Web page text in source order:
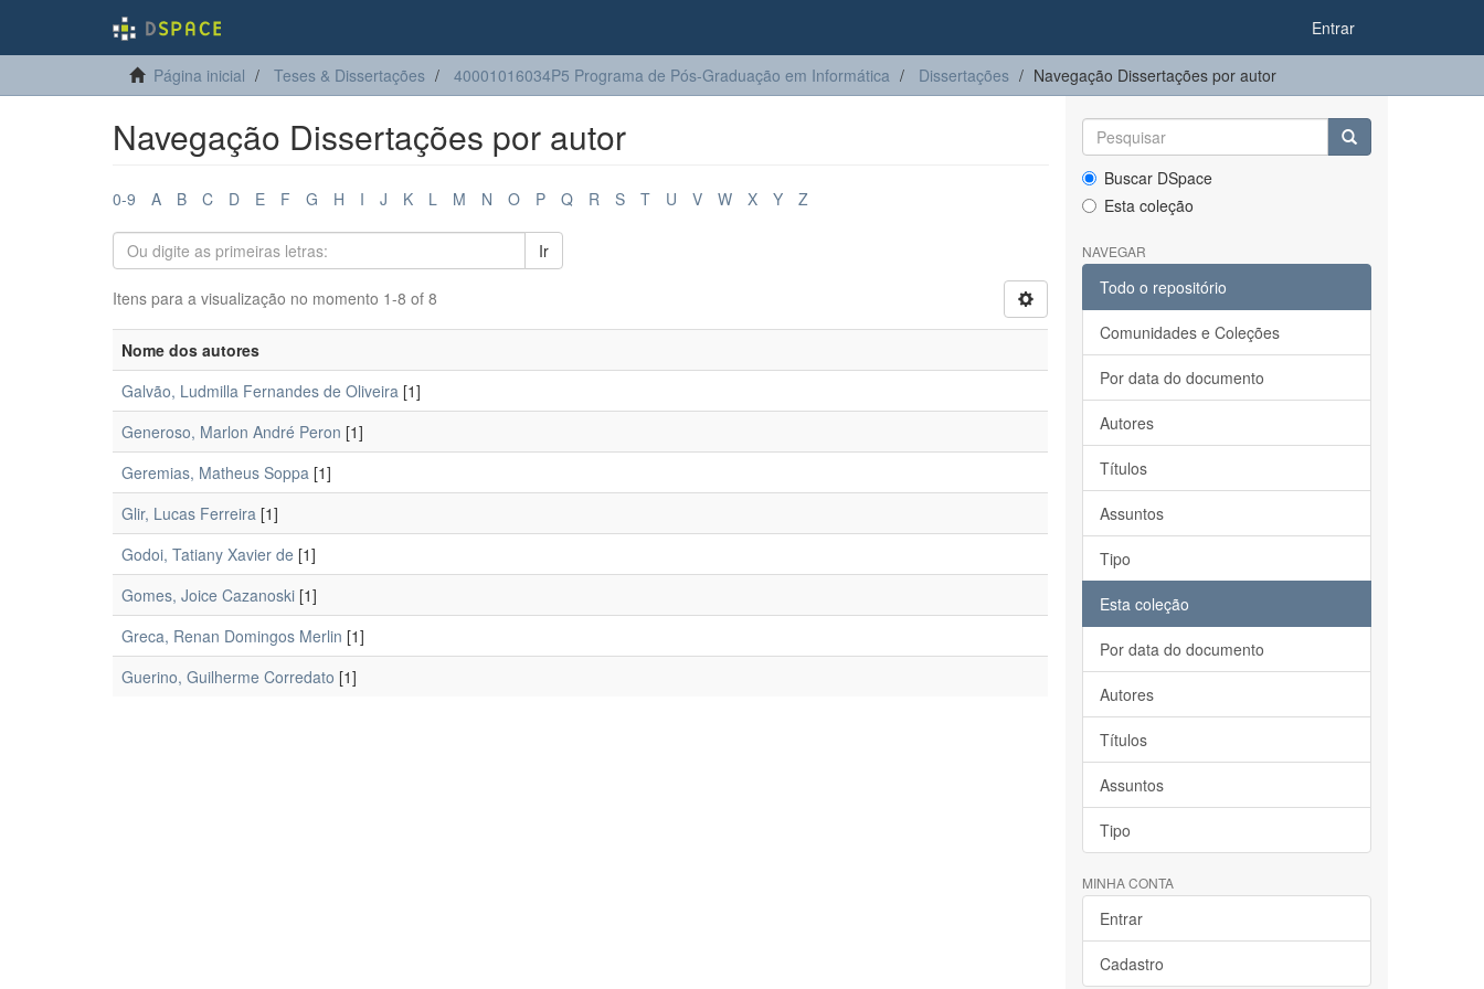
Entrar
Página inicial Teses & Dissertações 40001016034P5 Programa de Pós-Graduação em Informática Dissertações Navegação Dissertações por autor
Navegação Dissertações por autor
0-9 A B C D E F G H I J K L M N O P Q R S T U V W X Y Z
Ir
Itens para a visualização no momento 1-8 of 8
Nome dos autores
Galvão, Ludmilla Fernandes de Oliveira [1]
Generoso, Marlon André Peron [1]
Geremias, Matheus Soppa [1]
Glir, Lucas Ferreira [1]
Godoi, Tatiany Xavier de [1]
Gomes, Joice Cazanoski [1]
Greca, Renan Domingos Merlin [1]
Guerino, Guilherme Corredato [1]
Buscar DSpace
Esta coleção
NAVEGAR
Todo o repositório
Comunidades e Coleções
Por data do documento
Autores
Títulos
Assuntos
Tipo
Esta coleção
Por data do documento
Autores
Títulos
Assuntos
Tipo
MINHA CONTA
Entrar
Cadastro